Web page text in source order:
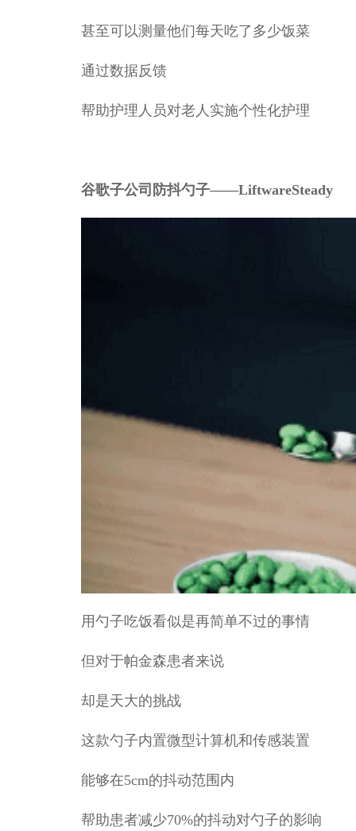
甚至可以测量他们每天吃了多少饭菜
通过数据反馈
帮助护理人员对老人实施个性化护理
谷歌子公司防抖勺子——LiftwareSteady
用勺子吃饭看似是再简单不过的事情
但对于帕金森患者来说
却是天大的挑战
这款勺子内置微型计算机和传感装置
能够在5cm的抖动范围内
帮助患者减少70%的抖动对勺子的影响